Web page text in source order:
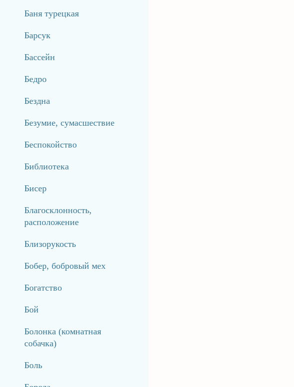
Баня турецкая
Барсук
Бассейн
Бедро
Бездна
Безумие, сумасшествие
Беспокойство
Библиотека
Бисер
Благосклонность,
расположение
Близорукость
Бобер, бобровый мех
Богатство
Бой
Болонка (комнатная
собачка)
Боль